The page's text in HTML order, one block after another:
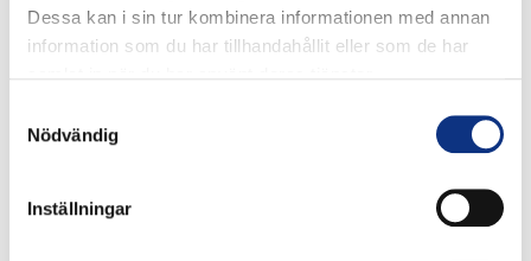
Dessa kan i sin tur kombinera informationen med annan
information som du har tillhandahållit eller som de har
Nödvändig
Inställningar
> Tillförlitlighet
– Mässing med hög prestanda för ökad livslängd
PRODUKTTYPER:
– Rörända